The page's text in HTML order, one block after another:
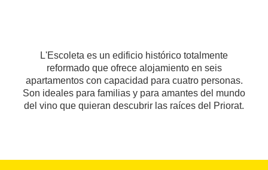
L'Escoleta es un edificio histórico totalmente
reformado que ofrece alojamiento en seis
apartamentos con capacidad para cuatro personas.
Son ideales para familias y para amantes del mundo
del vino que quieran descubrir las raíces del Priorat.